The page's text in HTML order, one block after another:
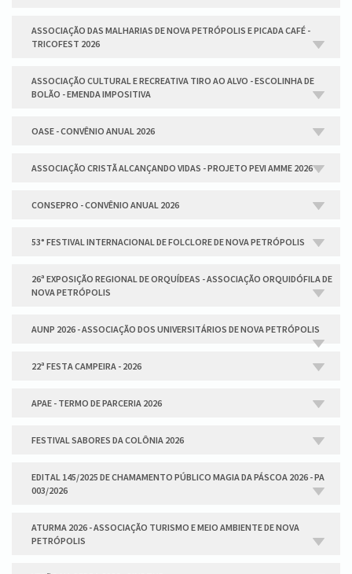
ASSOCIAÇÃO DAS MALHARIAS DE NOVA PETRÓPOLIS E PICADA CAFÉ -
TRICOFEST 2026
ASSOCIAÇÃO CULTURAL E RECREATIVA TIRO AO ALVO - ESCOLINHA DE
BOLÃO - EMENDA IMPOSITIVA
OASE - CONVÊNIO ANUAL 2026
ASSOCIAÇÃO CRISTÃ ALCANÇANDO VIDAS - PROJETO PEVI AMME 2026
CONSEPRO - CONVÊNIO ANUAL 2026
53° FESTIVAL INTERNACIONAL DE FOLCLORE DE NOVA PETRÓPOLIS
26ª EXPOSIÇÃO REGIONAL DE ORQUÍDEAS - ASSOCIAÇÃO ORQUIDÓFILA DE
NOVA PETRÓPOLIS
AUNP 2026 - ASSOCIAÇÃO DOS UNIVERSITÁRIOS DE NOVA PETRÓPOLIS
22ª FESTA CAMPEIRA - 2026
APAE - TERMO DE PARCERIA 2026
FESTIVAL SABORES DA COLÔNIA 2026
EDITAL 145/2025 DE CHAMAMENTO PÚBLICO MAGIA DA PÁSCOA 2026 - PA
003/2026
ATURMA 2026 - ASSOCIAÇÃO TURISMO E MEIO AMBIENTE DE NOVA
PETRÓPOLIS